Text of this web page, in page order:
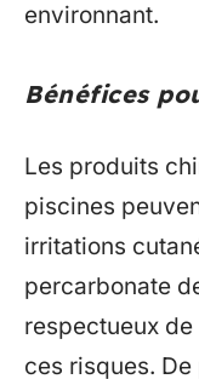
environnant.
Bénéfices
Les produits
piscines
irritations
percarbonate
respectueux de
ces risques.